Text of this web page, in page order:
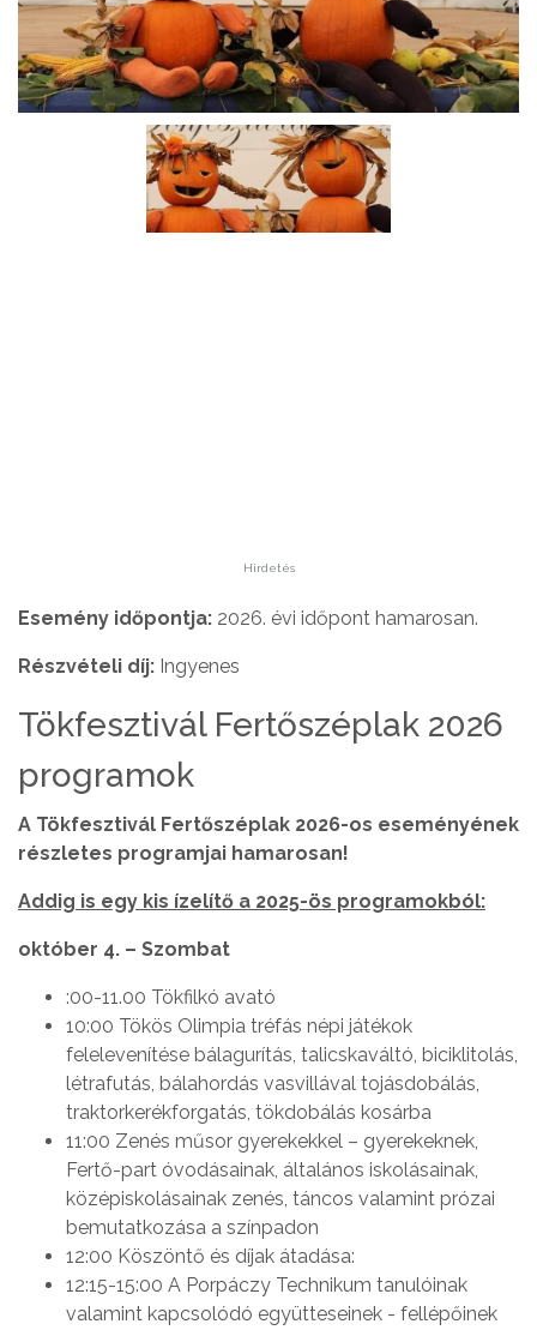
Hirdetés
Esemény időpontja: 2026. évi időpont hamarosan.
Részvételi díj: Ingyenes
Tökfesztivál Fertőszéplak 2026
programok
A Tökfesztivál Fertőszéplak 2026-os eseményének
részletes programjai hamarosan!
Addig is egy kis ízelítő a 2025-ös programokból:
október 4. – Szombat
:00-11.00 Tökfilkó avató
10:00 Tökös Olimpia tréfás népi játékok
felelevenítése bálagurítás, talicskaváltó, biciklitolás,
létrafutás, bálahordás vasvillával tojásdobálás,
traktorkerékforgatás, tökdobálás kosárba
11:00 Zenés műsor gyerekekkel – gyerekeknek,
Fertő-part óvodásainak, általános iskolásainak,
középiskolásainak zenés, táncos valamint prózai
bemutatkozása a színpadon
12:00 Köszöntő és díjak átadása:
12:15-15:00 A Porpáczy Technikum tanulóinak
valamint kapcsolódó együtteseinek - fellépőinek